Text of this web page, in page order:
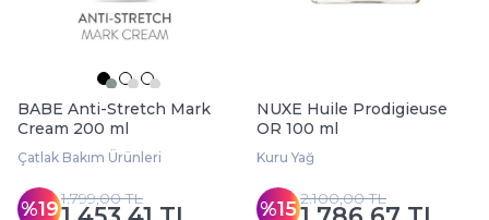
BABE Anti-Stretch Mark
Cream 200 ml
Çatlak Bakım Ürünleri
%191.799,00 TL
NUXE Huile Prodigieuse
OR 100 ml
Kuru Yağ
%152.100,00 TL